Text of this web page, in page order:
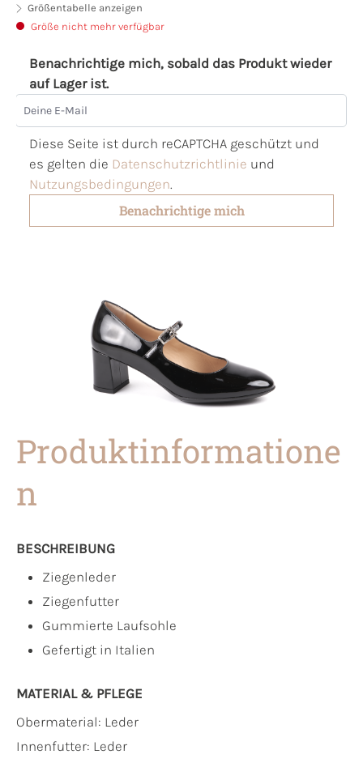
Größentabelle anzeigen
Größe nicht mehr verfügbar
Benachrichtige mich, sobald das Produkt wieder
auf Lager ist.
Deine E-Mail
Diese Seite ist durch reCAPTCHA geschützt und
es gelten die Datenschutzrichtlinie und
Nutzungsbedingungen.
Benachrichtige mich
Produktinformatione
n
BESCHREIBUNG
Ziegenleder
Ziegenfutter
Gummierte Laufsohle
Gefertigt in Italien
MATERIAL & PFLEGE
Obermaterial: Leder
Innenfutter: Leder